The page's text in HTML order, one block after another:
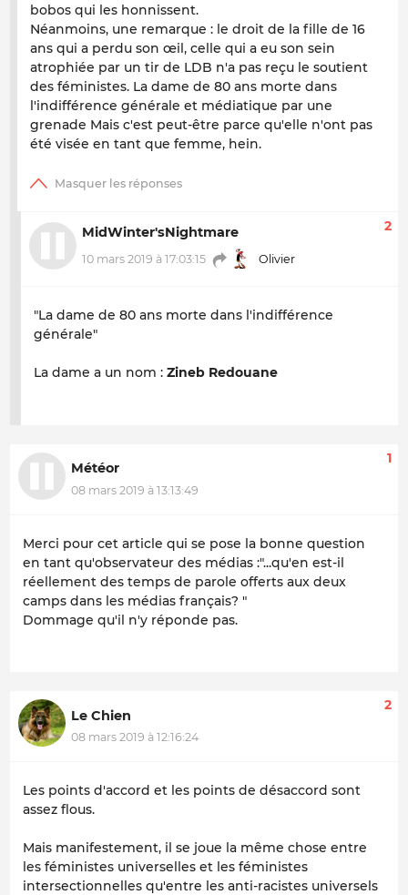
bobos qui les honnissent.
Néanmoins, une remarque : le droit de la fille de 16
ans qui a perdu son œil, celle qui a eu son sein
atrophiée par un tir de LDB n'a pas reçu le soutient
des féministes. La dame de 80 ans morte dans
l'indifférence générale et médiatique par une
grenade Mais c'est peut-être parce qu'elle n'ont pas
été visée en tant que femme, hein.
MidWinter'sNightmare
10 mars 2019 à 17:03:15 Olivier
2
"La dame de 80 ans morte dans l'indifférence
générale"
La dame a un nom : Zineb Redouane
Météor
08 mars 2019 à 13:13:49
1
Merci pour cet article qui se pose la bonne question
en tant qu'observateur des médias :"...qu'en est-il
réellement des temps de parole offerts aux deux
camps dans les médias français? "
Dommage qu'il n'y réponde pas.
Le Chien
08 mars 2019 à 12:16:24
2
Les points d'accord et les points de désaccord sont
assez flous.
Mais manifestement, il se joue la même chose entre
les féministes universelles et les féministes
intersectionnelles qu'entre les anti-racistes universels